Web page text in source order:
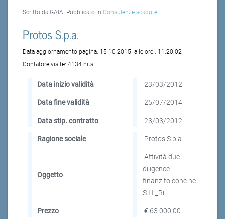
Scritto da GAIA. Pubblicato in Consulenze scadute
Protos S.p.a.
Data aggiornamento pagina: 15-10-2015 alle ore : 11:20:02
Contatore visite: 4134 hits
Data inizio validità 23/03/2012
Data fine validità 25/07/2014
Data stip. contratto 23/03/2012
Ragione sociale Protos S.p.a.
Oggetto
Attività due
diligence
finanz.to conc.ne
S.I.I._Ri
Prezzo € 63.000,00